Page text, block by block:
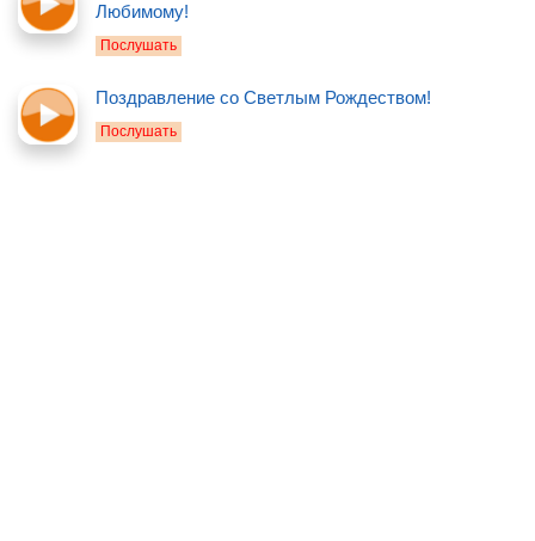
Любимому!
Послушать
Поздравление со Светлым Рождеством!
Послушать